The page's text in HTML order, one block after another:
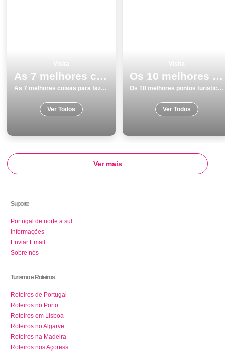
As 7 melhores coisas para fazer e visitar em Vila do Bispo
As 7 melhores coisas para fazer e visitar em Vila do Bispo
Ver Todos
Os 10 melhores pontos turisticos para conhecer e visitar em Coimbra
Os 10 melhores pontos turisticos para conhecer e visitar em Coimbra
Ver Todos
Ver mais
Suporte
Portugal de norte a sul
Informações
Enviar Email
Sobre nós
Turismo e Roteiros
Roteiros de Portugal
Roteiros no Porto
Roteiros em Lisboa
Roteiros no Algarve
Roteiros na Madeira
Roteiros nos Açoress